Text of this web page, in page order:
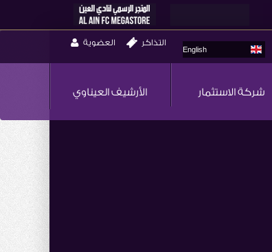
English
التذاكر العضوية
الأرشيف العيناوي شركة الاستثمار